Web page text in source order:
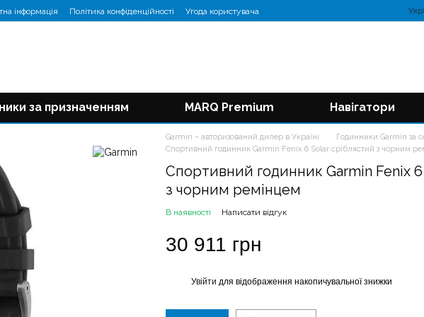
інформація Політика конфіденційності
Угода користувача
Укр
за призначенням MARQ Premium Навігатори
Garmin – авторизований дилер в Україні Годинники Garmin за
Спортивний годинник Garmin Fenix 6 Solar сріблястий з чорним
Спортивний годинник Garmin Fenix 6
з чорним ремінцем
В наявності Написати відгук
30 911 грн
Увійти для відображення накопичувальної знижки